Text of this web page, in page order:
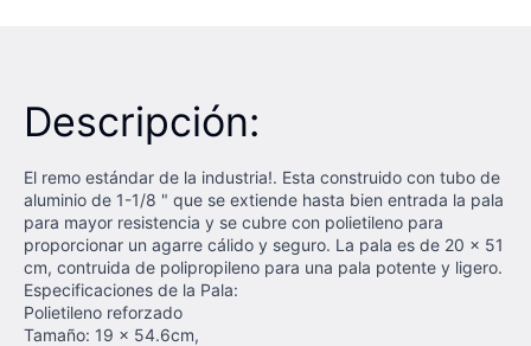
Descripción:
El remo estándar de la industria!. Esta construido con tubo de
aluminio de 1-1/8 " que se extiende hasta bien entrada la pala
para mayor resistencia y se cubre con polietileno para
proporcionar un agarre cálido y seguro. La pala es de 20 x 51
cm, contruida de polipropileno para una pala potente y ligero.
Especificaciones de la Pala:
Polietileno reforzado
Tamaño: 19 x 54.6cm,